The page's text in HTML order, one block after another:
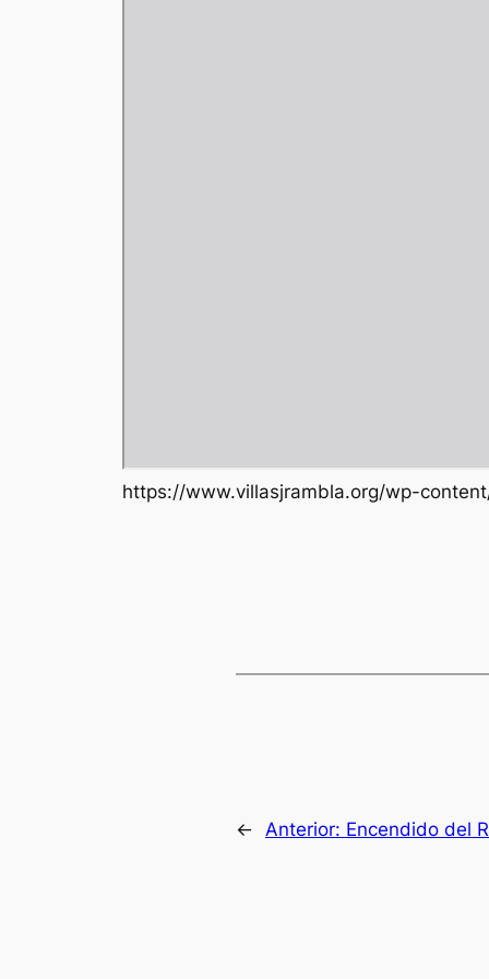
https://www.villasjrambla.org/wp-
← Anterior: Encendido del